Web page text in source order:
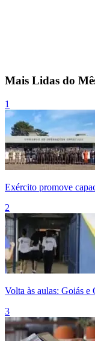
Mais Lidas do
1
Exército promove
2
Volta às aulas: Goiás e
3